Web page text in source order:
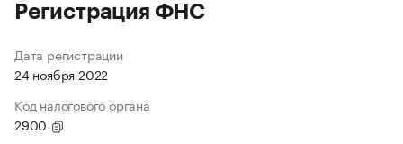
Регистрация ФНС
Дата регистрации
24 ноября 2022
Код налогового органа
2900